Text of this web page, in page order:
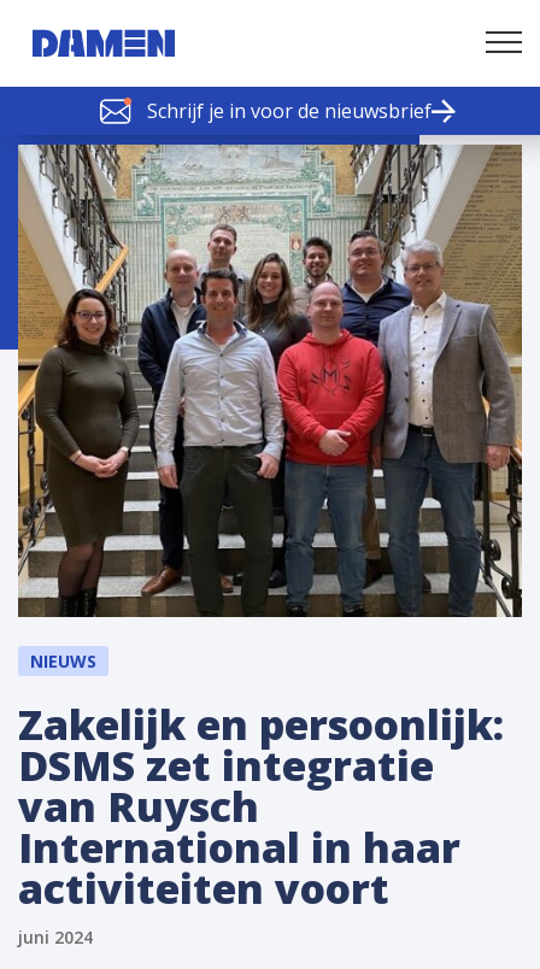
Schrijf je in voor de nieuwsbrief
SCHELDE SCHAKELS
Nieuws of tips
NIEUWS
Zakelijk en persoonlijk:
DSMS zet integratie
van Ruysch
International in haar
activiteiten voort
juni 2024